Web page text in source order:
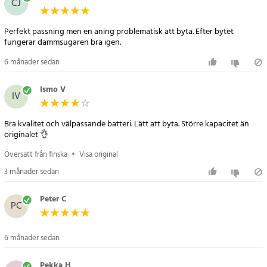
AEG 900273764
AEG 900273791
AEG AG35 Power
AEG 900940802
AEG 900940805
AEG AG3015SW
AEG 900940826
AEG AG3211
AEG AG3212
AEG 900940828
AEG 900940833
AEG AG35X
AEG AG 3011
CJ
Perfekt passning men en aning problematisk att byta. Efter bytet
fungerar dammsugaren bra igen.
6 månader sedan
IV Ismo V
Bra kvalitet och välpassande batteri. Lätt att byta. Större kapacitet än
originalet 👌
Översatt från finska • Visa original
3 månader sedan
PC Peter C
6 månader sedan